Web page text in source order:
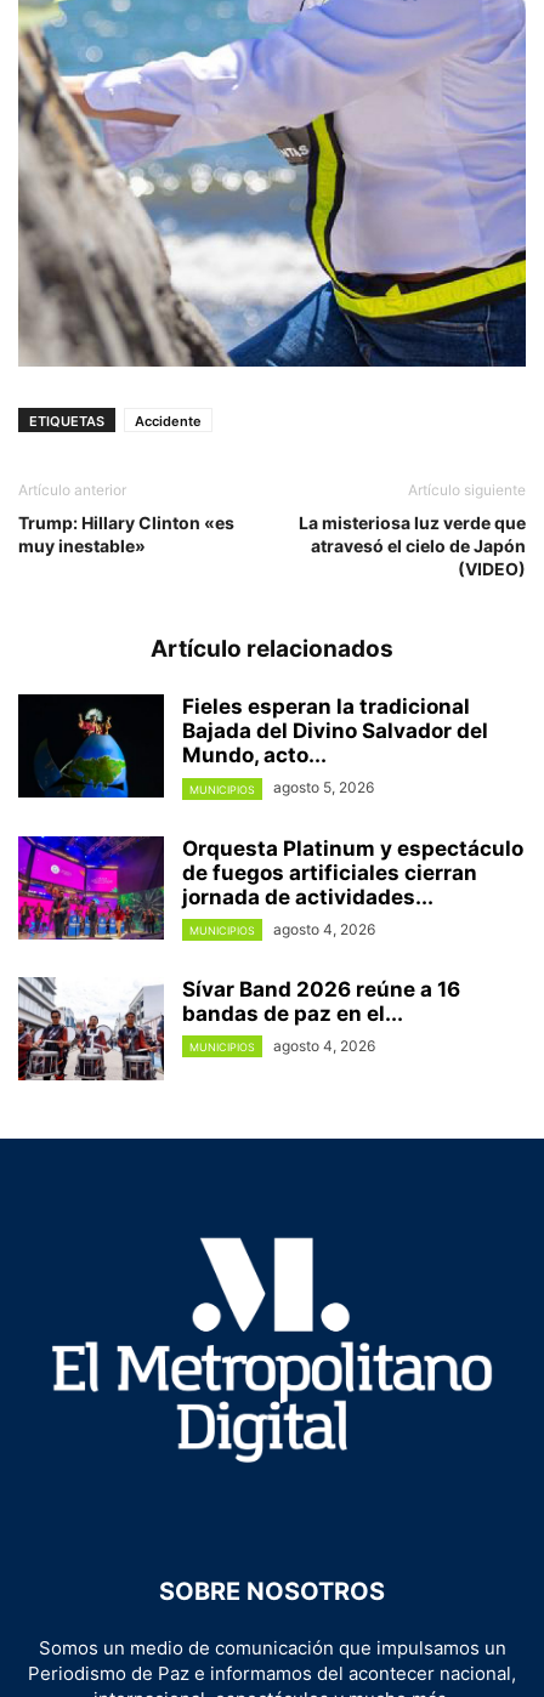
ETIQUETAS Accidente
Artículo anterior
Trump: Hillary Clinton «es
muy inestable»
Artículo siguiente
La misteriosa luz verde que
atravesó el cielo de Japón
(VIDEO)
Artículo relacionados
Fieles esperan la tradicional
Bajada del Divino Salvador del
Mundo, acto...
MUNICIPIOS agosto 5, 2026
Orquesta Platinum y espectáculo
de fuegos artificiales cierran
jornada de actividades...
MUNICIPIOS agosto 4, 2026
Sívar Band 2026 reúne a 16
bandas de paz en el...
MUNICIPIOS agosto 4, 2026
SOBRE NOSOTROS
Somos un medio de comunicación que impulsamos un
Periodismo de Paz e informamos del acontecer nacional,